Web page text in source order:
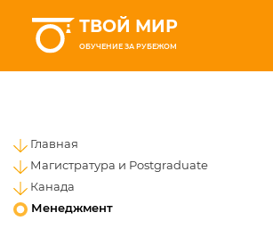
ТВОЙ МИР
ОБУЧЕНИЕ ЗА РУБЕЖОМ
Главная
Магистратура и Postgraduate
Канада
Менеджмент